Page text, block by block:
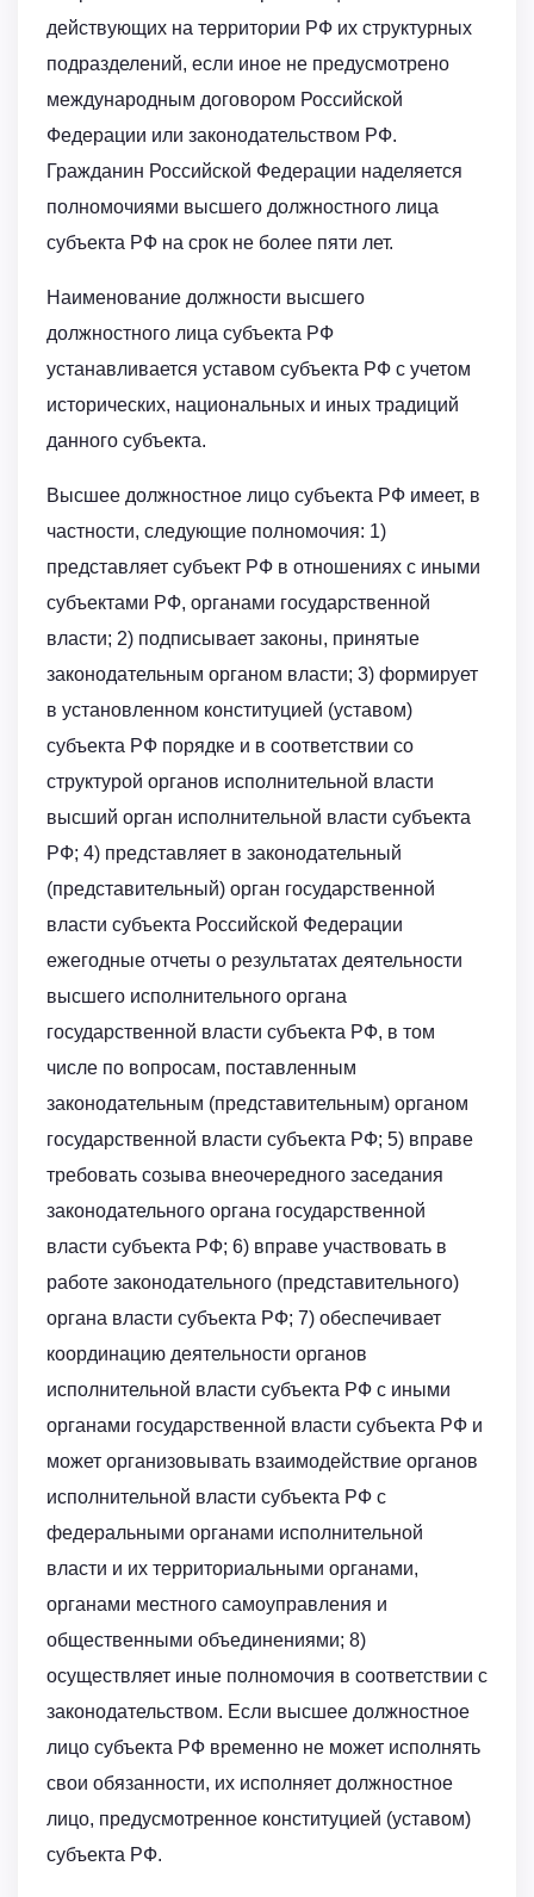
действующих на территории РФ их структурных
подразделений, если иное не предусмотрено
международным договором Российской
Федерации или законодательством РФ.
Гражданин Российской Федерации наделяется
полномочиями высшего должностного лица
субъекта РФ на срок не более пяти лет.
Наименование должности высшего
должностного лица субъекта РФ
устанавливается уставом субъекта РФ с учетом
исторических, национальных и иных традиций
данного субъекта.
Высшее должностное лицо субъекта РФ имеет, в
частности, следующие полномочия: 1)
представляет субъект РФ в отношениях с иными
субъектами РФ, органами государственной
власти; 2) подписывает законы, принятые
законодательным органом власти; 3) формирует
в установленном конституцией (уставом)
субъекта РФ порядке и в соответствии со
структурой органов исполнительной власти
высший орган исполнительной власти субъекта
РФ; 4) представляет в законодательный
(представительный) орган государственной
власти субъекта Российской Федерации
ежегодные отчеты о результатах деятельности
высшего исполнительного органа
государственной власти субъекта РФ, в том
числе по вопросам, поставленным
законодательным (представительным) органом
государственной власти субъекта РФ; 5) вправе
требовать созыва внеочередного заседания
законодательного органа государственной
власти субъекта РФ; 6) вправе участвовать в
работе законодательного (представительного)
органа власти субъекта РФ; 7) обеспечивает
координацию деятельности органов
исполнительной власти субъекта РФ с иными
органами государственной власти субъекта РФ и
может организовывать взаимодействие органов
исполнительной власти субъекта РФ с
федеральными органами исполнительной
власти и их территориальными органами,
органами местного самоуправления и
общественными объединениями; 8)
осуществляет иные полномочия в соответствии с
законодательством. Если высшее должностное
лицо субъекта РФ временно не может исполнять
свои обязанности, их исполняет должностное
лицо, предусмотренное конституцией (уставом)
субъекта РФ.